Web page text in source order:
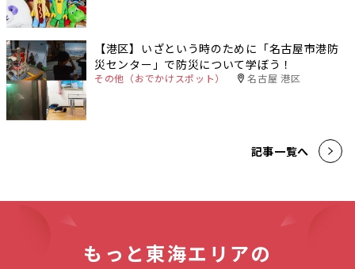
【港区】いざという時のために「名古屋市港防
災センター」で防災について学ぼう！
その他（おでかけスポット） 名古屋 港区
記事一覧へ
もっと東海エリアの